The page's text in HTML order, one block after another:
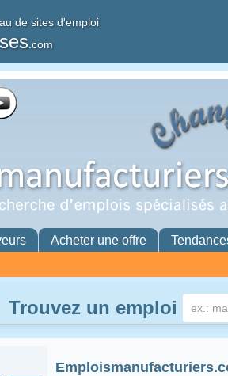
de sites d'emploi
.com
Acheter une offre
Trouvez un emploi